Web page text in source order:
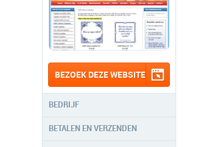
BEZOEK DEZE WEBSITE
BEDRIJF
BETALEN EN VERZENDEN